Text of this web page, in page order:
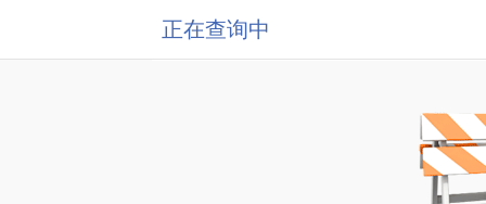
正在查询中